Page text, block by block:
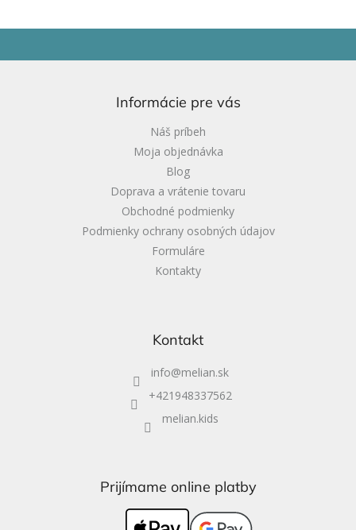
Informácie pre vás
Náš príbeh
Moja objednávka
Blog
Doprava a vrátenie tovaru
Obchodné podmienky
Podmienky ochrany osobných údajov
Formuláre
Kontakty
Kontakt
info@melian.sk
+421948337562
melian.kids
Prijímame online platby